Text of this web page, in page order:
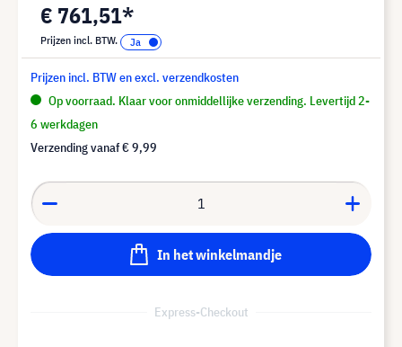
€ 761,51*
Prijzen incl. BTW.
Prijzen incl. BTW en excl. verzendkosten
Op voorraad. Klaar voor onmiddellijke verzending. Levertijd 2-
6 werkdagen
Verzending vanaf€ 9,99
In het winkelmandje
Express-Checkout